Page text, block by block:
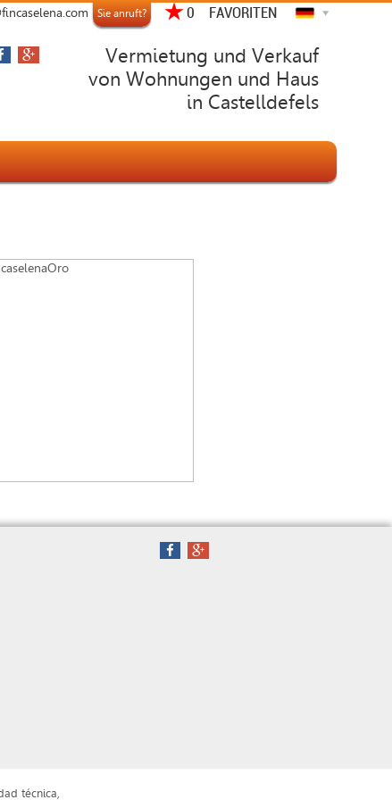
FAVORITEN
Sie anruft?
Vermietung und Verkauf
von Wohnungen und Haus
in Castelldefels
técnica,